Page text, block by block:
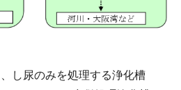
し尿のみを処理する浄化槽